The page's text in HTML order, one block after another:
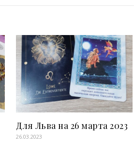
Для Льва на 26 марта 2023
26.03.2023